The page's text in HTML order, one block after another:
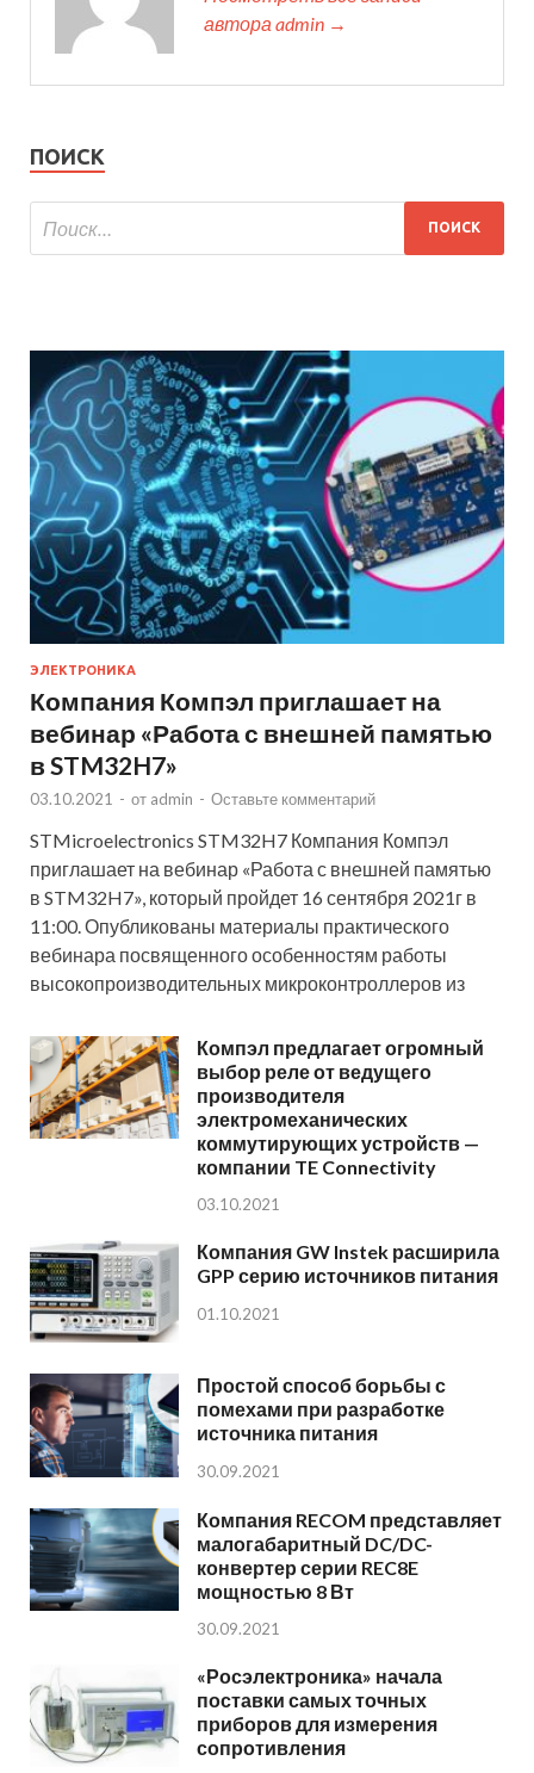
автора admin →
ПОИСК
ЭЛЕКТРОНИКА
Компания Компэл приглашает на
вебинар «Работа с внешней памятью
в STM32H7»
03.10.2021 - от admin - Оставьте комментарий
STMicroelectronics STM32H7 Компания Компэл
приглашает на вебинар «Работа с внешней памятью
в STM32H7», который пройдет 16 сентября 2021г в
11:00. Опубликованы материалы практического
вебинара посвященного особенностям работы
высокопроизводительных микроконтроллеров из
Компэл предлагает огромный
выбор реле от ведущего
производителя
электромеханических
коммутирующих устройств —
компании TE Connectivity
03.10.2021
Компания GW Instek расширила
GPP серию источников питания
01.10.2021
Простой способ борьбы с
помехами при разработке
источника питания
30.09.2021
Компания RECOM представляет
малогабаритный DC/DC-
конвертер серии REC8E
мощностью 8 Вт
30.09.2021
«Росэлектроника» начала
поставки самых точных
приборов для измерения
сопротивления